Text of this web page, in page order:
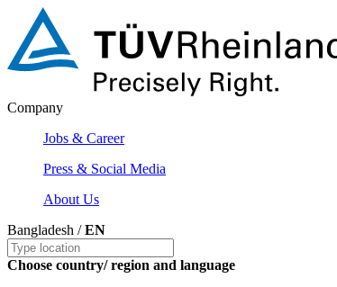
Company
Jobs & Career
Press & Social Media
About Us
Bangladesh /EN
Choose country/ region and language